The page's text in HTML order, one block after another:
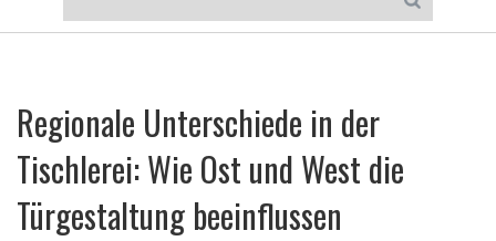
Regionale Unterschiede in der
Tischlerei: Wie Ost und West die
Türgestaltung beeinflussen